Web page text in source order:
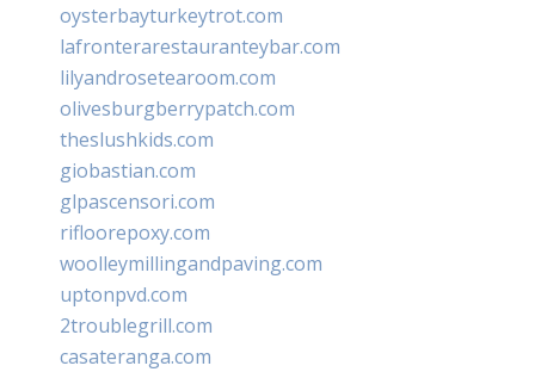
oysterbayturkeytrot.com
lafronterarestauranteybar.com
lilyandrosetearoom.com
olivesburgberrypatch.com
theslushkids.com
giobastian.com
glpascensori.com
rifloorepoxy.com
woolleymillingandpaving.com
uptonpvd.com
2troublegrill.com
casateranga.com